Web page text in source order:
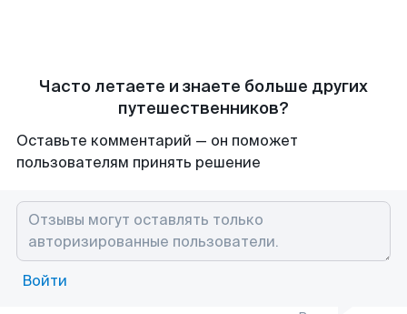
Часто летаете и знаете больше других
путешественников?
Оставьте комментарий — он поможет
пользователям принять решение
Войти